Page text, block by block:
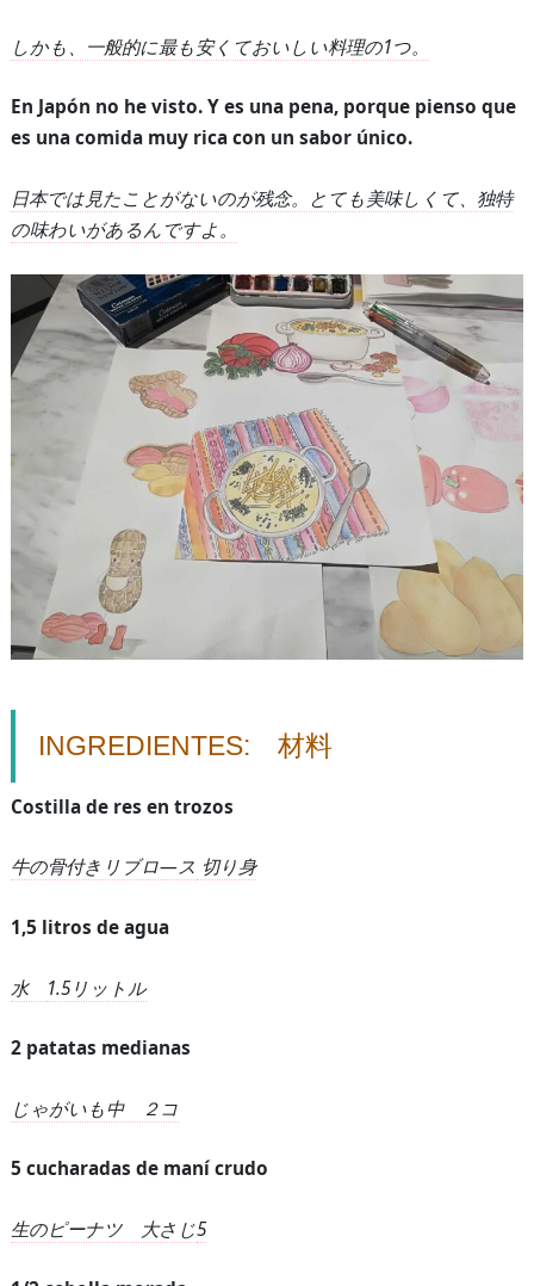
しかも、一般的に最も安くておいしい料理の1つ。
En Japón no he visto. Y es una pena, porque pienso que
es una comida muy rica con un sabor único.
日本では見たことがないのが残念。とても美味しくて、独特
の味わいがあるんですよ。
INGREDIENTES: 材料
Costilla de res en trozos
牛の骨付きリブロ―ス 切り身
1,5 litros de agua
水 1.5リットル
2 patatas medianas
じゃがいも中 ２コ
5 cucharadas de maní crudo
生のピーナツ 大さじ5